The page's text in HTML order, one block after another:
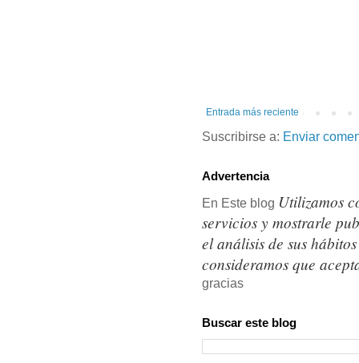
Entrada más reciente
Suscribirse a: Enviar
Advertencia
En Este blog Utilizamos
servicios y mostrarle
el análisis de sus
consideramos que
gracias
Buscar este blog